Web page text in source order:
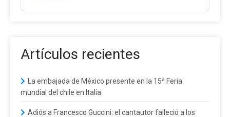
Artículos recientes
La embajada de México presente en la 15ª Feria
mundial del chile en Italia
Adiós a Francesco Guccini: el cantautor falleció a los